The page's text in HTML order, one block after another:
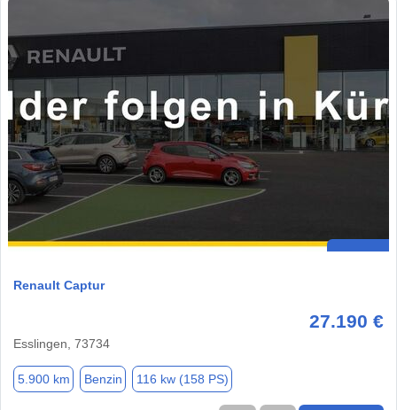
Renault Captur
27.190 €
Esslingen, 73734
5.900 km Benzin 116 kw (158 PS)